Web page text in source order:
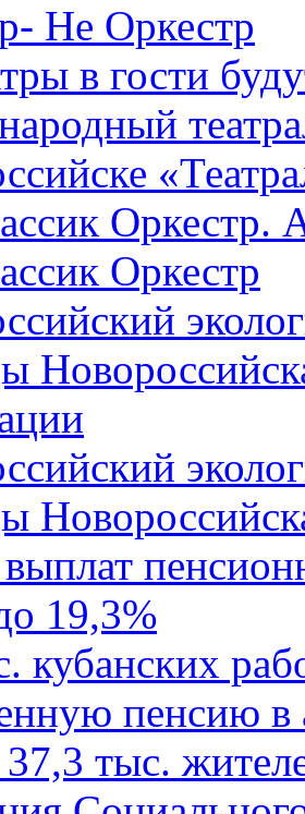
Не Оркестр
в гости
Оркестр.
Оркестр
19,3%
кубанских
пенсию в
тыс.